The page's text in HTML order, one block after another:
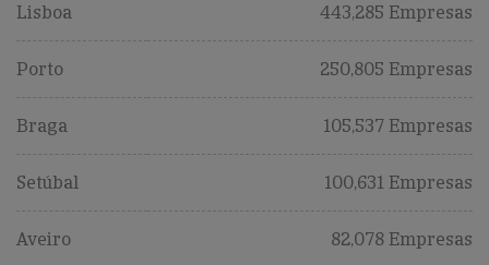
Lisboa 443,285 Empresas
Porto 250,805 Empresas
Braga 105,537 Empresas
Setúbal 100,631 Empresas
Aveiro 82,078 Empresas